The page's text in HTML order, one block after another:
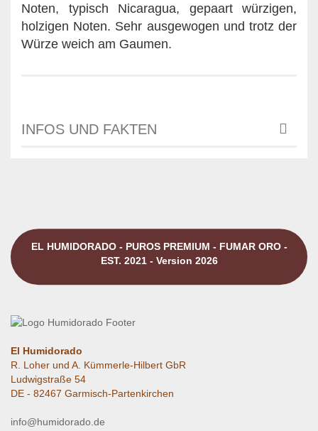
Noten, typisch Nicaragua, gepaart würzigen,
holzigen Noten. Sehr ausgewogen und trotz der
Würze weich am Gaumen.
INFOS UND FAKTEN
EL HUMIDORADO - PUROS PREMIUM - FUMAR ORO -
EST. 2021 - Version 2026
El Humidorado
R. Loher und A. Kümmerle-Hilbert GbR
Ludwigstraße 54
DE - 82467 Garmisch-Partenkirchen
info@humidorado.de